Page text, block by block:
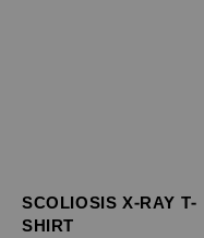
SCOLIOSIS X-RAY T-
SHIRT